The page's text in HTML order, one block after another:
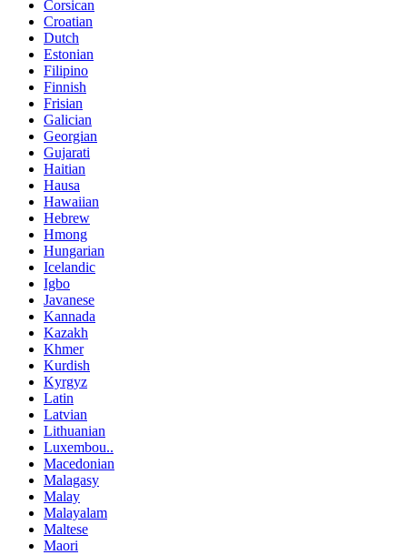
Corsican
Croatian
Dutch
Estonian
Filipino
Finnish
Frisian
Galician
Georgian
Gujarati
Haitian
Hausa
Hawaiian
Hebrew
Hmong
Hungarian
Icelandic
Igbo
Javanese
Kannada
Kazakh
Khmer
Kurdish
Kyrgyz
Latin
Latvian
Lithuanian
Luxembou..
Macedonian
Malagasy
Malay
Malayalam
Maltese
Maori